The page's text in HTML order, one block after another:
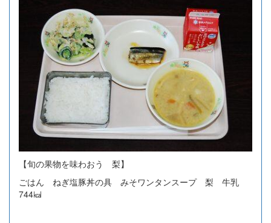
【旬の果物を味わおう 梨】
ごはん ねぎ塩豚丼の具 みそワンタンスープ 梨 牛乳
744㎉